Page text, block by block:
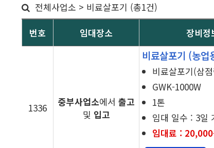
전체사업소 > 비료살포기 (총1건)
번호
임대장소 장비정
1336 중부사업소에서 출고
및 입고
비료살포기 (농업
비료살포기(삼
GWK-1000W
1톤
임대 일수 : 3일
임대료 :